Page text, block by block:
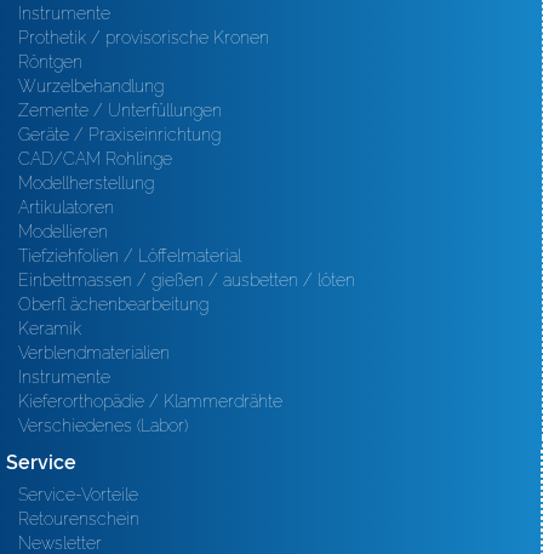
Instrumente
Prothetik / provisorische Kronen
Röntgen
Wurzelbehandlung
Zemente / Unterfüllungen
Geräte / Praxiseinrichtung
CAD/CAM Rohlinge
Modellherstellung
Artikulatoren
Modellieren
Tiefziehfolien / Löffelmaterial
Einbettmassen / gießen / ausbetten / löten
Oberfl ächenbearbeitung
Keramik
Verblendmaterialien
Instrumente
Kieferorthopädie / Klammerdrähte
Verschiedenes (Labor)
Service
Service-Vorteile
Retourenschein
Newsletter